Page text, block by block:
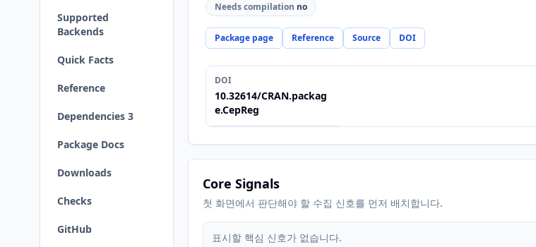
Supported
Backends
Quick Facts
Reference
Dependencies 3
Package Docs
Downloads
Checks
GitHub
Needs compilation no
Package page Reference Source DOI
DOI
10.32614/CRAN.packag
e.CepReg
Core Signals
첫 화면에서 판단해야 할 수집 신호를 먼저 배치합니다.
표시할 핵심 신호가 없습니다.